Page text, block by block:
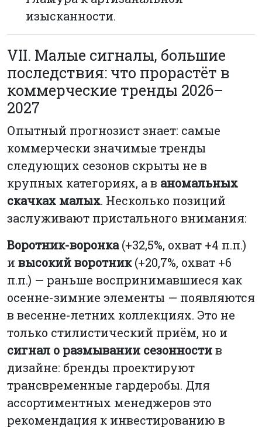
изысканности.
VII. Малые сигналы, большие
последствия: что прорастёт в
коммерческие тренды 2026–
2027
Опытный прогнозист знает: самые
коммерчески значимые тренды
следующих сезонов скрыты не в
крупных категориях, а в аномальных
скачках малых. Несколько позиций
заслуживают пристального внимания:
Воротник-воронка(+32,5%, охват +4 п.п.)
и высокий воротник(+20,7%, охват +6
п.п.) — раньше воспринимавшиеся как
осенне-зимние элементы — появляются
в весенне-летних коллекциях. Это не
только стилистический приём, но и
сигнал о размывании сезонностив
дизайне: бренды проектируют
трансвременные гардеробы. Для
ассортиментных менеджеров это
рекомендация к инвестированию в